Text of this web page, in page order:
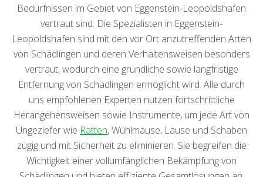
Bedürfnissen im Gebiet von Eggenstein-Leopoldshafen
vertraut sind. Die Spezialisten in Eggenstein-
Leopoldshafen sind mit den vor Ort anzutreffenden Arten
von Schädlingen und deren Verhaltensweisen besonders
vertraut, wodurch eine gründliche sowie langfristige
Entfernung von Schädlingen ermöglicht wird. Alle durch
uns empfohlenen Experten nutzen fortschrittliche
Herangehensweisen sowie Instrumente, um jede Art von
Ungeziefer wie Ratten, Wühlmäuse, Läuse und Schaben
zügig und mit Sicherheit zu eliminieren. Sie begreifen die
Wichtigkeit einer vollumfänglichen Bekämpfung von